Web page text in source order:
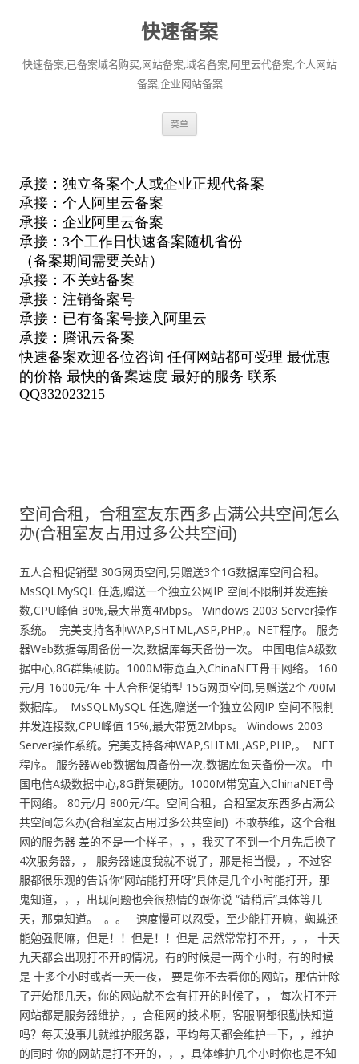
快速备案
快速备案,已备案域名购买,网站备案,域名备案,阿里云代备案,个人网站
备案,企业网站备案
菜单
空间合租，合租室友东西多占满公共空间怎么
办(合租室友占用过多公共空间)
五人合租促销型 30G网页空间,另赠送3个1G数据库空间合租。
MsSQLMySQL 任选,赠送一个独立公网IP 空间不限制并发连接
数,CPU峰值 30%,最大带宽4Mbps。 Windows 2003 Server操作
系统。 完美支持各种WAP,SHTML,ASP,PHP,。NET程序。 服务
器Web数据每周备份一次,数据库每天备份一次。 中国电信A级数
据中心,8G群集硬防。1000M带宽直入ChinaNET骨干网络。 160
元/月 1600元/年 十人合租促销型 15G网页空间,另赠送2个700M
数据库。 MsSQLMySQL 任选,赠送一个独立公网IP 空间不限制
并发连接数,CPU峰值 15%,最大带宽2Mbps。 Windows 2003
Server操作系统。完美支持各种WAP,SHTML,ASP,PHP,。 NET
程序。 服务器Web数据每周备份一次,数据库每天备份一次。 中
国电信A级数据中心,8G群集硬防。1000M带宽直入ChinaNET骨
干网络。 80元/月 800元/年。空间合租，合租室友东西多占满公
共空间怎么办(合租室友占用过多公共空间) 不敢恭维，这个合租
网的服务器 差的不是一个样子，，，我买了不到一个月先后换了
4次服务器，， 服务器速度我就不说了，那是相当慢，，不过客
服都很乐观的告诉你“网站能打开呀”具体是几个小时能打开，那
鬼知道，，，出现问题也会很热情的跟你说 “请稍后”具体等几
天，那鬼知道。 。。 速度慢可以忍受，至少能打开嘛，蜘蛛还
能勉强爬嘛，但是！！但是！！但是 居然常常打不开，，， 十天
九天都会出现打不开的情况，有的时候是一两个小时，有的时候
是 十多个小时或者一天一夜， 要是你不去看你的网站，那估计除
了开始那几天，你的网站就不会有打开的时候了，， 每次打不开
网站都是服务器维护，，合租网的技术啊，客服啊都很勤快知道
吗？每天没事儿就维护服务器，平均每天都会维护一下，，维护
的同时 你的网站是打不开的，，，具体维护几个小时你也是不知